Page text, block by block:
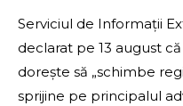
Serviciul de Informații
declarat pe 13 august
dorește să „schimbe
sprijine pe principalul